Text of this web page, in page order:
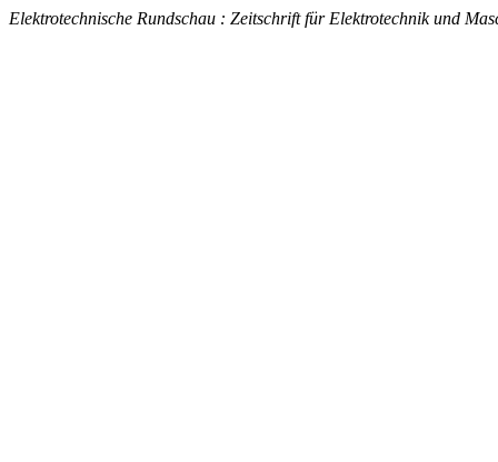
Elektrotechnische Rundschau : Zeitschrift für Elektrotechnik und